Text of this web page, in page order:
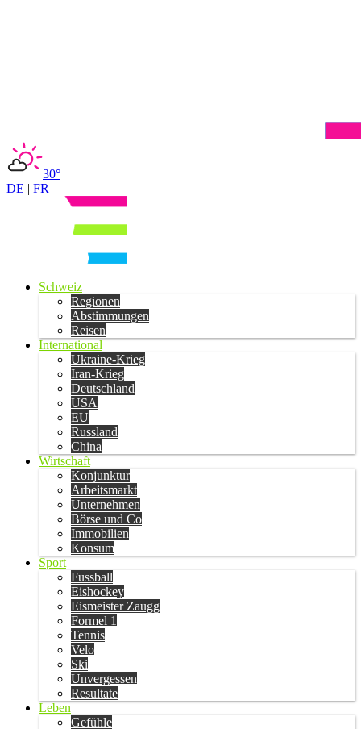
30°
DE | FR
Schweiz
Regionen
Abstimmungen
Reisen
International
Ukraine-Krieg
Iran-Krieg
Deutschland
USA
EU
Russland
China
Wirtschaft
Konjunktur
Arbeitsmarkt
Unternehmen
Börse und Co
Immobilien
Konsum
Sport
Fussball
Eishockey
Eismeister Zaugg
Formel 1
Tennis
Velo
Ski
Unvergessen
Resultate
Leben
Gefühle